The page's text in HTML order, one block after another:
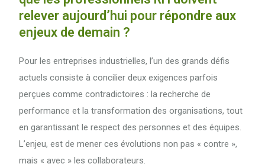
relever aujourd’hui pour répondre aux
enjeux de demain ?
Pour les entreprises industrielles, l’un des grands défis
actuels consiste à concilier deux exigences parfois
perçues comme contradictoires : la recherche de
performance et la transformation des organisations, tout
en garantissant le respect des personnes et des équipes.
L’enjeu, est de mener ces évolutions non pas « contre »,
mais « avec » les collaborateurs.